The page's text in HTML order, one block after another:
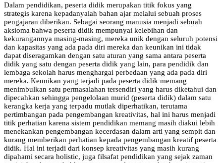
Dalam pendidikan, peserta didik merupakan titik fokus yang
strategis karena kepadanyalah bahan ajar melalui sebuah proses
pengajaran diberikan. Sebagai seorang manusia menjadi sebuah
aksioma bahwa peserta didik mempunyai kelebihan dan
kekurangannya masing-masing, mereka unik dengan seluruh potensi
dan kapasitas yang ada pada diri mereka dan keunikan ini tidak
dapat diseragamkan dengan satu aturan yang sama antara peserta
didik yang satu dengan peserta didik yang lain, para pendidik dan
lembaga sekolah harus menghargai perbedaan yang ada pada diri
mereka. Keunikan yang terjadi pada peserta didik memang
menimbulkan satu permasalahan tersendiri yang harus diketahui dan
dipecahkan sehingga pengelolaan murid (peserta didik) dalam satu
kerangka kerja yang terpadu mutlak diperhatikan, terutama
pertimbangan pada pengembangan kreativitas, hal ini harus menjadi
titik perhatian karena sistem pendidikan memang masih diakui lebih
menekankan pengembangan kecerdasan dalam arti yang sempit dan
kurang memberikan perhatian kepada pengembangan kreatif peserta
didik. Hal ini terjadi dari konsep kreativitas yang masih kurang
dipahami secara holistic, juga filsafat pendidikan yang sejak zaman